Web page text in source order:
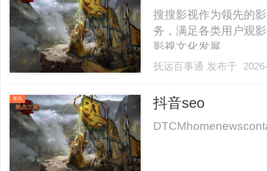
搜搜影视作为领先的
务，满足各类用户观
影视文化发展。......
抚远百事通 发布于
资讯 抖音seo